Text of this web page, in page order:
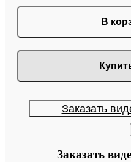
В
Заказать
Заказать